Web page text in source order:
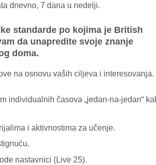
dnevno, 7 dana u nedelji.
standarde po kojima je British
da unapredite svoje znanje
doma.
na osnovu vaših ciljeva i interesovanja.
individualnih časova „jedan-na-jedan“
i aktivnostima za učenje.
nastavnici (Live 25).